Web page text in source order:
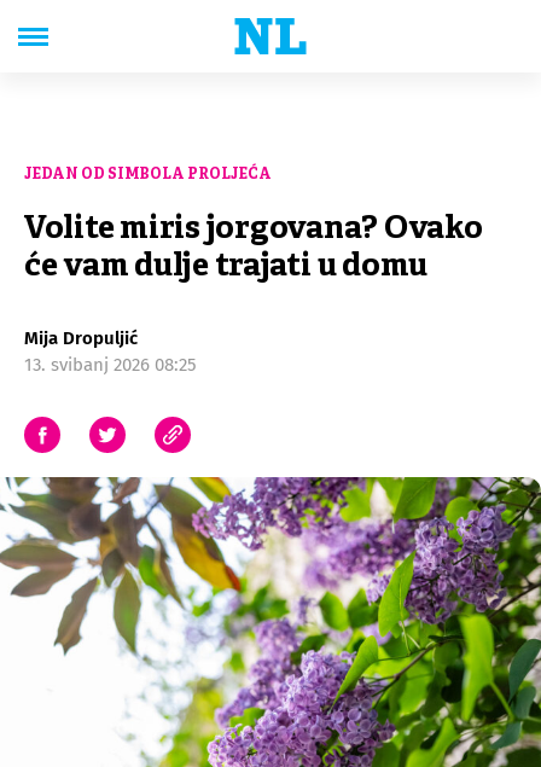
JEDAN OD SIMBOLA PROLJEĆA
Volite miris jorgovana? Ovako
će vam dulje trajati u domu
Mija Dropuljić
13. svibanj 2026 08:25